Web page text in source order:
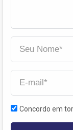
Concordo em